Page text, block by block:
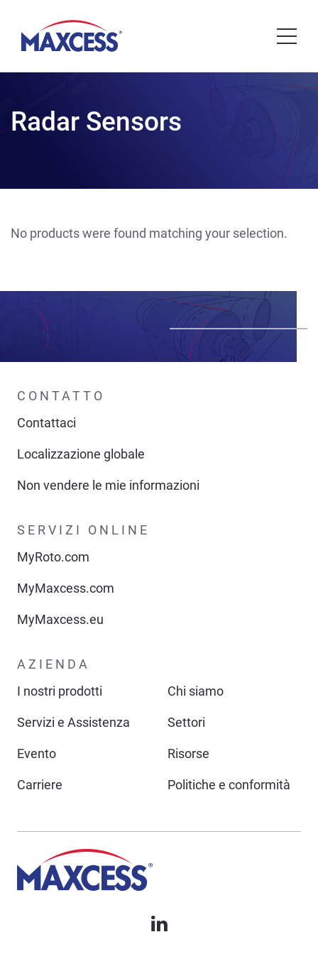
Radar Sensors
No products were found matching your selection.
CONTATTO
Contattaci
Localizzazione globale
Non vendere le mie informazioni
SERVIZI ONLINE
MyRoto.com
MyMaxcess.com
MyMaxcess.eu
AZIENDA
I nostri prodotti
Chi siamo
Servizi e Assistenza Settori
Evento Risorse
Carriere Politiche e conformità